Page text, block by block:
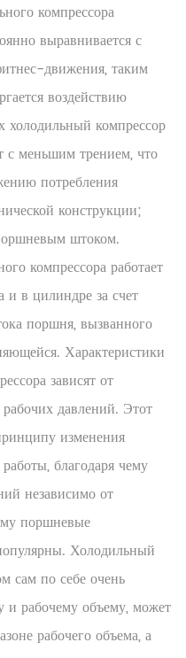
компрессора
выравнивается с
движения, таким
воздействию
холодильный компрессор
с меньшим трением, что
потребления
конструкции;
штоком.
компрессора работает
в цилиндре за счет
поршня, вызванного
Характеристики
зависят от
давлений. Этот
изменения
благодаря чему
независимо от
поршневые
Холодильный
сам по себе очень
и рабочему объему, может
рабочего объема, а